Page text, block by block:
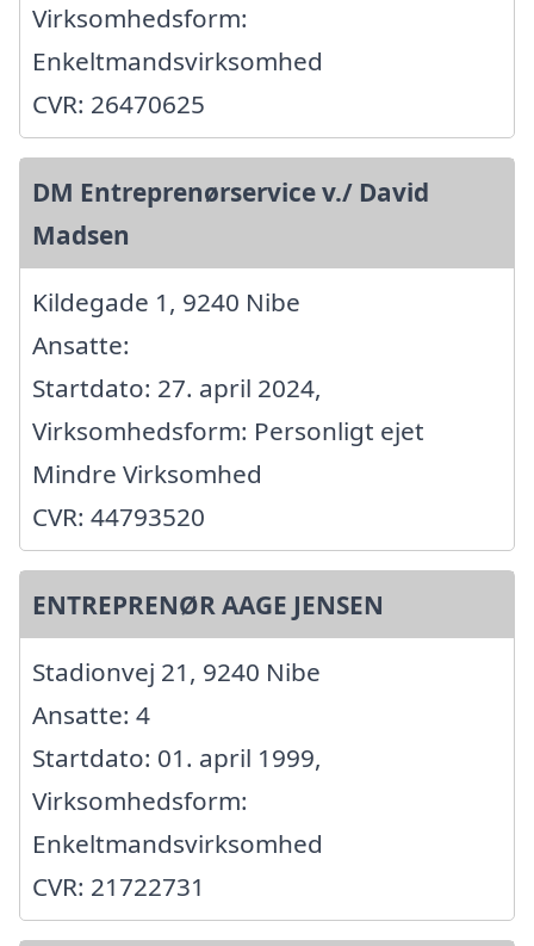
Virksomhedsform:
Enkeltmandsvirksomhed
CVR: 26470625
DM Entreprenørservice v./ David
Madsen
Kildegade 1, 9240 Nibe
Ansatte:
Startdato: 27. april 2024,
Virksomhedsform: Personligt ejet
Mindre Virksomhed
CVR: 44793520
ENTREPRENØR AAGE JENSEN
Stadionvej 21, 9240 Nibe
Ansatte: 4
Startdato: 01. april 1999,
Virksomhedsform:
Enkeltmandsvirksomhed
CVR: 21722731